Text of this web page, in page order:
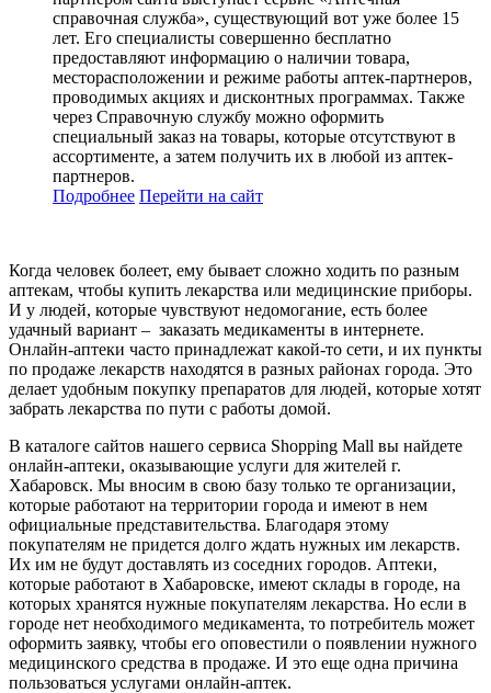
справочная служба», существующий вот уже более 15
лет. Его специалисты совершенно бесплатно
предоставляют информацию о наличии товара,
месторасположении и режиме работы аптек-партнеров,
проводимых акциях и дисконтных программах. Также
через Справочную службу можно оформить
специальный заказ на товары, которые отсутствуют в
ассортименте, а затем получить их в любой из аптек-
партнеров.
Подробнее Перейти на сайт
Когда человек болеет, ему бывает сложно ходить по разным
аптекам, чтобы купить лекарства или медицинские приборы.
И у людей, которые чувствуют недомогание, есть более
удачный вариант – заказать медикаменты в интернете.
Онлайн-аптеки часто принадлежат какой-то сети, и их пункты
по продаже лекарств находятся в разных районах города. Это
делает удобным покупку препаратов для людей, которые хотят
забрать лекарства по пути с работы домой.
В каталоге сайтов нашего сервиса Shopping Mall вы найдете
онлайн-аптеки, оказывающие услуги для жителей г.
Хабаровск. Мы вносим в свою базу только те организации,
которые работают на территории города и имеют в нем
официальные представительства. Благодаря этому
покупателям не придется долго ждать нужных им лекарств.
Их им не будут доставлять из соседних городов. Аптеки,
которые работают в Хабаровске, имеют склады в городе, на
которых хранятся нужные покупателям лекарства. Но если в
городе нет необходимого медикамента, то потребитель может
оформить заявку, чтобы его оповестили о появлении нужного
медицинского средства в продаже. И это еще одна причина
пользоваться услугами онлайн-аптек.